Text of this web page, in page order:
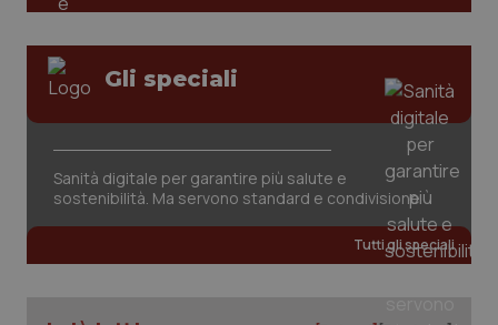
Gli speciali
Sanità digitale per garantire più salute e
sostenibilità. Ma servono standard e condivisione
Tutti gli speciali
tracking-sites-ironfish-
tracking-enable
www.quotidianosanita.it
session-id